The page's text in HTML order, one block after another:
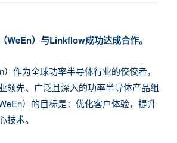
WeEn）与Linkflow成功达成合作。
作为全球功率半导体行业的佼佼者，
领先、广泛且深入的功率半导体产品组
）的目标是：优化客户体验，提升
技术。